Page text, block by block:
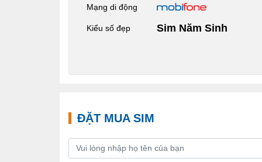
Mạng di động
Kiểu số đẹp Sim Năm Sinh
ĐẶT MUA SIM